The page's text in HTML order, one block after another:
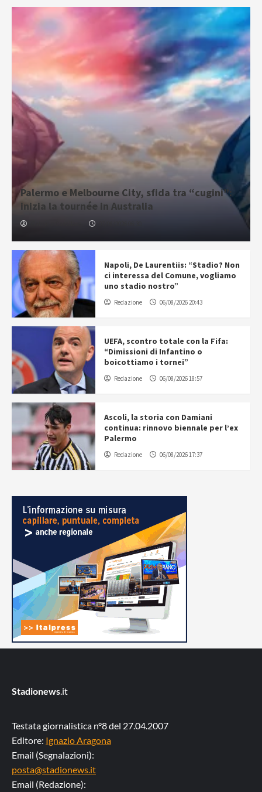
Palermo e Melbourne City, sfida tra “cugini”:
inizia la tournée in Australia
Napoli, De Laurentiis: “Stadio? Non
ci interessa del Comune, vogliamo
uno stadio nostro”
Redazione 06/08/2026 20:43
UEFA, scontro totale con la Fifa:
“Dimissioni di Infantino o
boicottiamo i tornei”
Redazione 06/08/2026 18:57
Ascoli, la storia con Damiani
continua: rinnovo biennale per l’ex
Palermo
Redazione 06/08/2026 17:37
Stadionews .it
Testata giornalistica n°8 del 27.04.2007
Editore: Ignazio Aragona
Email (Segnalazioni):
posta@stadionews.it
Email (Redazione):